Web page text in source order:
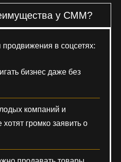
у СММ?
в соцсетях:
бизнес даже без
компаний и
громко заявить о